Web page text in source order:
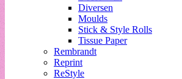
Diversen
Moulds
Stick & Style Rolls
Tissue Paper
Rembrandt
Reprint
ReStyle